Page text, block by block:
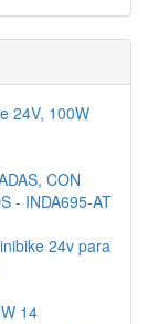
24V, 100W
CON
- INDA695-AT
24v para
14